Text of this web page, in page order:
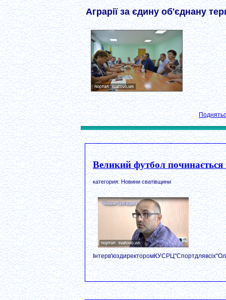
Аграрії за єдину об'єднану
Великий футбол починається
категория: Новини сватівщини